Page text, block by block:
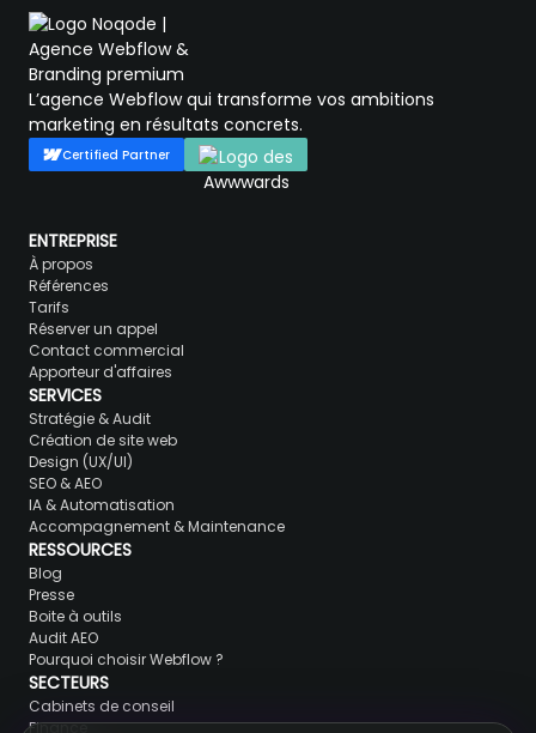
L’agence Webflow qui transforme vos ambitions
marketing en résultats concrets.
Certified Partner
ENTREPRISE
À propos
Références
Tarifs
Réserver un appel
Contact commercial
Apporteur d'affaires
SERVICES
Stratégie & Audit
Création de site web
Design (UX/UI)
SEO & AEO
IA & Automatisation
Accompagnement & Maintenance
RESSOURCES
Blog
Presse
Boite à outils
Audit AEO
Pourquoi choisir Webflow ?
SECTEURS
Cabinets de conseil
Finance